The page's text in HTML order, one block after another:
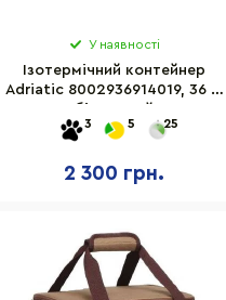
У наявності
Ізотермічний контейнер
Adriatic 8002936914019, 36 л,
3 5 25
2 300 грн.